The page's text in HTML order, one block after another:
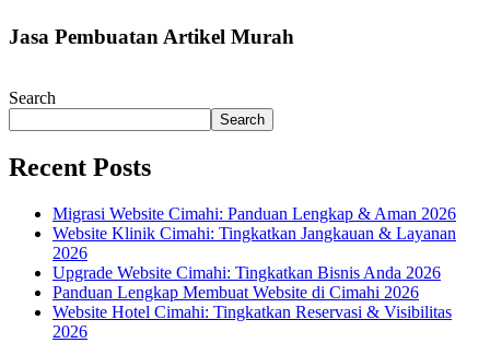
Jasa Pembuatan Artikel Murah
Search
Search
Recent Posts
Migrasi Website Cimahi: Panduan Lengkap & Aman 2026
Website Klinik Cimahi: Tingkatkan Jangkauan & Layanan
2026
Upgrade Website Cimahi: Tingkatkan Bisnis Anda 2026
Panduan Lengkap Membuat Website di Cimahi 2026
Website Hotel Cimahi: Tingkatkan Reservasi & Visibilitas
2026